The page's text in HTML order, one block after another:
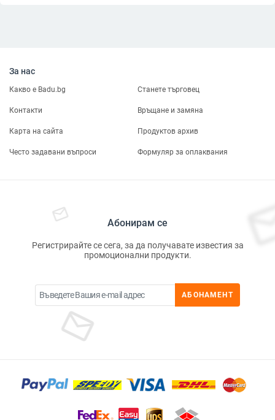
За нас
Какво е Badu.bg Станете търговец
Контакти Връщане и замяна
Карта на сайта Продуктов архив
Често задавани въпроси Формуляр за оплаквания
Абонирам се
Регистрирайте се сега, за да получавате известия за
промоционални продукти.
АБОНАМЕНТ